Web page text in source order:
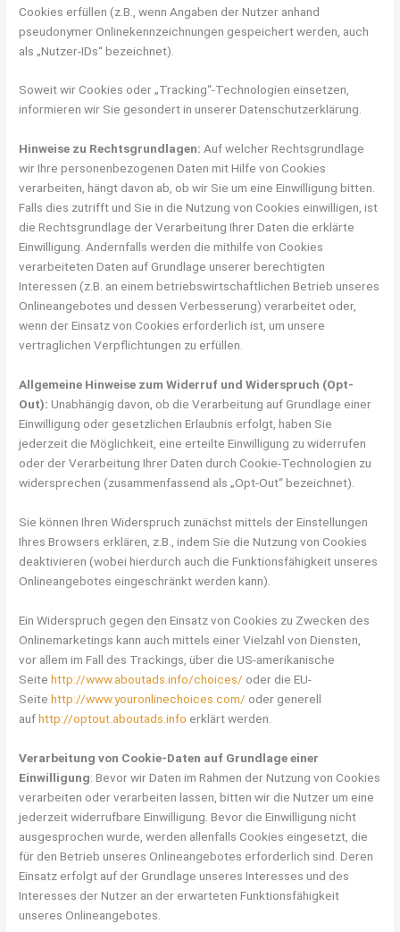
Cookies erfüllen (z.B., wenn Angaben der Nutzer anhand
pseudonymer Onlinekennzeichnungen gespeichert werden, auch
als „Nutzer-IDs“ bezeichnet).
Soweit wir Cookies oder „Tracking“-Technologien einsetzen,
informieren wir Sie gesondert in unserer Datenschutzerklärung.
Hinweise zu Rechtsgrundlagen:Auf welcher Rechtsgrundlage
wir Ihre personenbezogenen Daten mit Hilfe von Cookies
verarbeiten, hängt davon ab, ob wir Sie um eine Einwilligung bitten.
Falls dies zutrifft und Sie in die Nutzung von Cookies einwilligen, ist
die Rechtsgrundlage der Verarbeitung Ihrer Daten die erklärte
Einwilligung. Andernfalls werden die mithilfe von Cookies
verarbeiteten Daten auf Grundlage unserer berechtigten
Interessen (z.B. an einem betriebswirtschaftlichen Betrieb unseres
Onlineangebotes und dessen Verbesserung) verarbeitet oder,
wenn der Einsatz von Cookies erforderlich ist, um unsere
vertraglichen Verpflichtungen zu erfüllen.
Allgemeine Hinweise zum Widerruf und Widerspruch (Opt-
Out):Unabhängig davon, ob die Verarbeitung auf Grundlage einer
Einwilligung oder gesetzlichen Erlaubnis erfolgt, haben Sie
jederzeit die Möglichkeit, eine erteilte Einwilligung zu widerrufen
oder der Verarbeitung Ihrer Daten durch Cookie-Technologien zu
widersprechen (zusammenfassend als „Opt-Out“ bezeichnet).
Sie können Ihren Widerspruch zunächst mittels der Einstellungen
Ihres Browsers erklären, z.B., indem Sie die Nutzung von Cookies
deaktivieren (wobei hierdurch auch die Funktionsfähigkeit unseres
Onlineangebotes eingeschränkt werden kann).
Ein Widerspruch gegen den Einsatz von Cookies zu Zwecken des
Onlinemarketings kann auch mittels einer Vielzahl von Diensten,
vor allem im Fall des Trackings, über die US-amerikanische
Seitehttp://www.aboutads.info/choices/ oder die EU-
Seitehttp://www.youronlinechoices.com/ oder generell
aufhttp://optout.aboutads.info erklärt werden.
Verarbeitung von Cookie-Daten auf Grundlage einer
Einwilligung: Bevor wir Daten im Rahmen der Nutzung von Cookies
verarbeiten oder verarbeiten lassen, bitten wir die Nutzer um eine
jederzeit widerrufbare Einwilligung. Bevor die Einwilligung nicht
ausgesprochen wurde, werden allenfalls Cookies eingesetzt, die
für den Betrieb unseres Onlineangebotes erforderlich sind. Deren
Einsatz erfolgt auf der Grundlage unseres Interesses und des
Interesses der Nutzer an der erwarteten Funktionsfähigkeit
unseres Onlineangebotes.